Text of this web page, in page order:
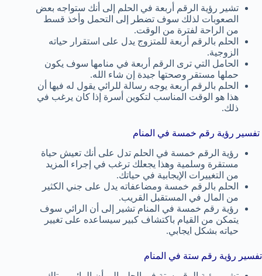
تشير رؤية الرقم أربعة في الحلم إلى أنك ستواجه بعض
الصعوبات لذلك سوف تضطر إلى التحمل وأخذ قسط
من الراحة لفترة من الوقت.
الحلم بالرقم أربعة للمتزوج يدل على استقرار حياته
الزوجية.
الحامل التي ترى الرقم أربعة في منامها سوف يكون
حملها مستقر وصحتها جيدة إن شاء الله.
الحلم بالرقم أربعة يوجه رسالة للرائي يقول له فيها أن
هذا هو الوقت المناسب لتكوين أسرة إذا كان يرغب في
ذلك.
تفسير رؤية رقم خمسة في المنام
رؤية الرقم خمسة في الحلم تدل على أنك تعيش حياة
مستقرة وسلمية وهذا يجعلك ترغب في إجراء المزيد
من التغييرات الإيجابية في حياتك.
الحلم بالرقم خمسة ومضاعفاته يدل على جني الكثير
من المال في المستقبل القريب.
رؤية رقم خمسة في المنام تشير إلى أن الرائي سوف
يتمكن من القيام باكتشاف كبير سيساعده على تغيير
حياته بشكل ايجابي.
تفسير رؤية رقم ستة في المنام